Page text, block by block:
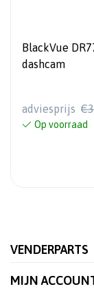
BlackVue
dashcam
adviesprijs
Op voorraad
VENDERPARTS
MIJN